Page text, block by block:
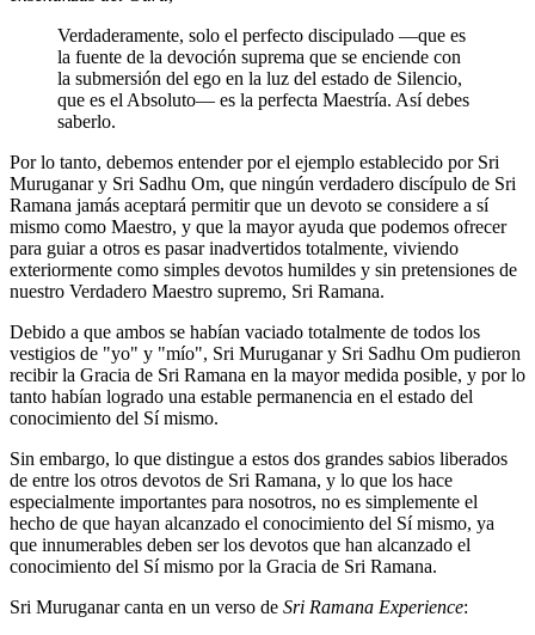
Verdaderamente, solo el perfecto discipulado ―que es
la fuente de la devoción suprema que se enciende con
la submersión del ego en la luz del estado de Silencio,
que es el Absoluto― es la perfecta Maestría. Así debes
saberlo.
Por lo tanto, debemos entender por el ejemplo establecido por Sri
Muruganar y Sri Sadhu Om, que ningún verdadero discípulo de Sri
Ramana jamás aceptará permitir que un devoto se considere a sí
mismo como Maestro, y que la mayor ayuda que podemos ofrecer
para guiar a otros es pasar inadvertidos totalmente, viviendo
exteriormente como simples devotos humildes y sin pretensiones de
nuestro Verdadero Maestro supremo, Sri Ramana.
Debido a que ambos se habían vaciado totalmente de todos los
vestigios de "yo" y "mío", Sri Muruganar y Sri Sadhu Om pudieron
recibir la Gracia de Sri Ramana en la mayor medida posible, y por lo
tanto habían logrado una estable permanencia en el estado del
conocimiento del Sí mismo.
Sin embargo, lo que distingue a estos dos grandes sabios liberados
de entre los otros devotos de Sri Ramana, y lo que los hace
especialmente importantes para nosotros, no es simplemente el
hecho de que hayan alcanzado el conocimiento del Sí mismo, ya
que innumerables deben ser los devotos que han alcanzado el
conocimiento del Sí mismo por la Gracia de Sri Ramana.
Sri Muruganar canta en un verso de Sri Ramana Experience: